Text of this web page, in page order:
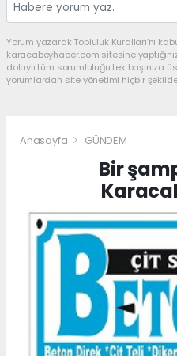
Yorum yazarak Topluluk Kuralları’nı
karacabeyhaber.com sitesine
dolaylı tüm sorumluluğu tek başınıza
yorumlardan site yönetimi hiçbir
Anasayfa GÜNDEM
Bir